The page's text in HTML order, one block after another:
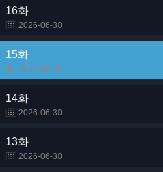
16화
2026-06-30
15화
2026-06-30
14화
2026-06-30
13화
2026-06-30